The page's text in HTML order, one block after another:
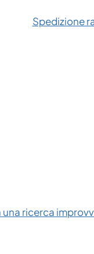
Spedizione
ricerca